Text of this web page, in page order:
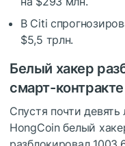
В Citi
$5,5 трлн.
Белый хакер
смарт-
Спустя почти девять
HongCoin белый